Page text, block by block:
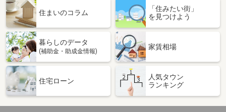
住まいのコラム
「住みたい街」
を見つけよう
暮らしのデータ
(補助金・助成金情報)
家賃相場
住宅ローン
人気タウン
ランキング